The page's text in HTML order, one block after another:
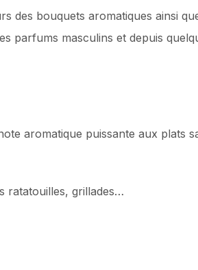
des bouquets aromatiques ainsi
parfums masculins et depuis
aromatique puissante aux plats
ratatouilles, grillades…